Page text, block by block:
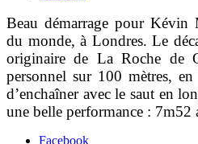
Beau démarrage pour Kévin
du monde, à Londres. Le
originaire de La Roche de
personnel sur 100 mètres,
d’enchaîner avec le saut en
une belle performance : 7m52
Facebook